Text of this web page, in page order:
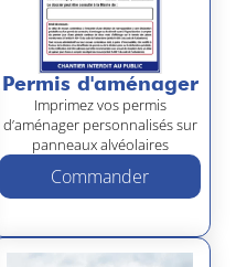
Permis d'aménager
Imprimez vos permis
d’aménager personnalisés sur
panneaux alvéolaires
Commander